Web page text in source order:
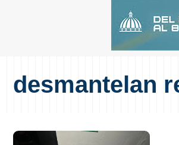
desmantelan